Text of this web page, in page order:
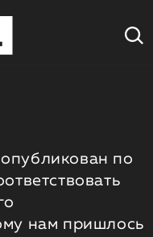
по
нам пришлось